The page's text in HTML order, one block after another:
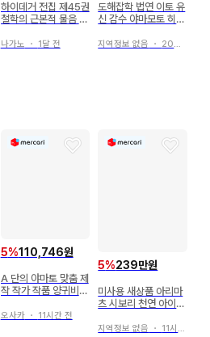
하이데거 전집 제45권
철학의 근본적 물음 소
나가노 ・ 1달 전
도해잡학 법연 이토 유
신 감수 야마모토 히로
지역정보 없음 ・ 20일 전
5%110,746원
A 단의 야마토 맞춤 제
작 작가 작품 양귀비꽃
기모노 52
오사카・ 11시간 전
5%239만원
미사용 새상품 아리마
츠 시보리 천연 아이조
공예품 유카타 기모노
지역정보 없음 ・ 11시간 전